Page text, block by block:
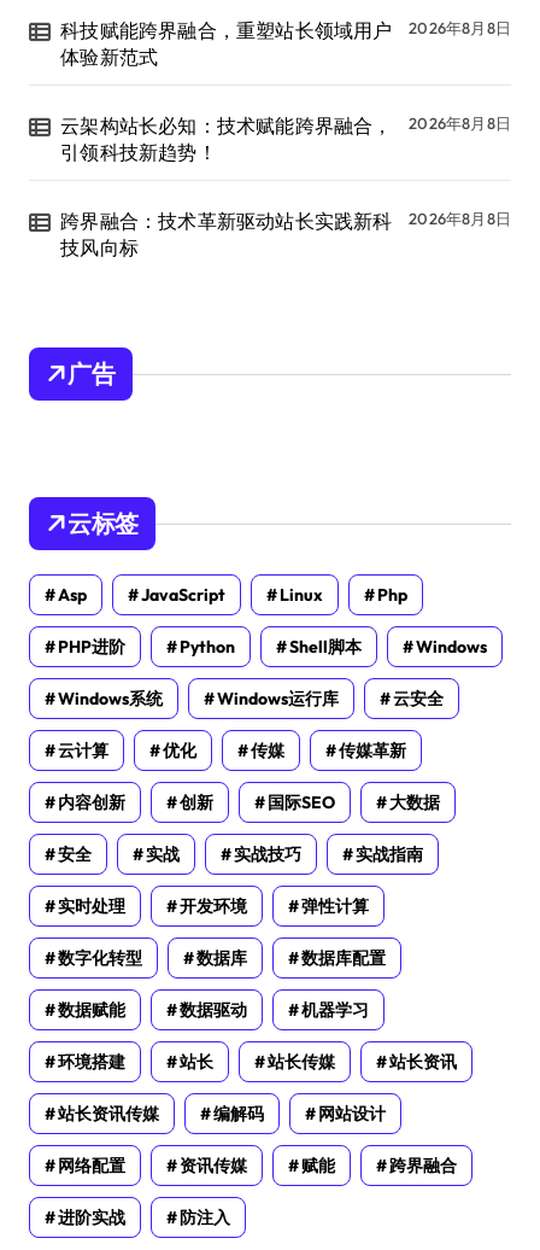
科技赋能跨界融合，重塑站长领域用户
体验新范式
2026年8月8日
云架构站长必知：技术赋能跨界融合，
引领科技新趋势！
2026年8月8日
跨界融合：技术革新驱动站长实践新科
技风向标
2026年8月8日
广告
云标签
Asp JavaScript Linux Php
PHP进阶 Python Shell脚本 Windows
Windows系统 Windows运行库 云安全
云计算 优化 传媒 传媒革新
内容创新 创新 国际SEO 大数据
安全 实战 实战技巧 实战指南
实时处理 开发环境 弹性计算
数字化转型 数据库 数据库配置
数据赋能 数据驱动 机器学习
环境搭建 站长 站长传媒 站长资讯
站长资讯传媒 编解码 网站设计
网络配置 资讯传媒 赋能 跨界融合
进阶实战 防注入